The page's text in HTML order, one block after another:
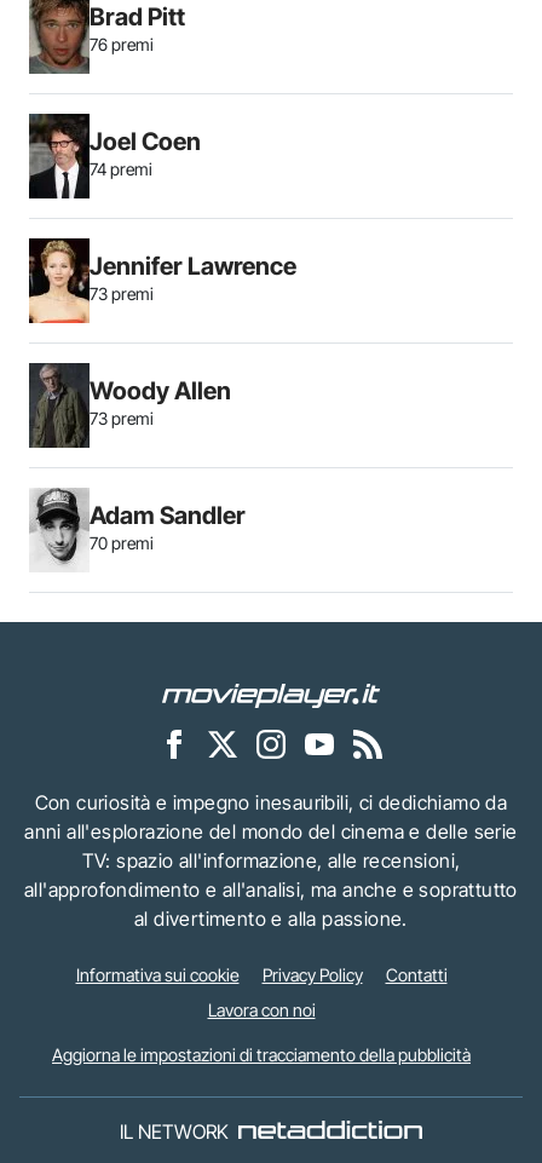
Brad Pitt
76 premi
Joel Coen
74 premi
Jennifer Lawrence
73 premi
Woody Allen
73 premi
Adam Sandler
70 premi
Con curiosità e impegno inesauribili, ci dedichiamo da
anni all'esplorazione del mondo del cinema e delle serie
TV: spazio all'informazione, alle recensioni,
all'approfondimento e all'analisi, ma anche e soprattutto
al divertimento e alla passione.
Informativa sui cookie Privacy Policy
Contatti
Lavora con noi
Aggiorna le impostazioni di tracciamento della pubblicità
IL NETWORK